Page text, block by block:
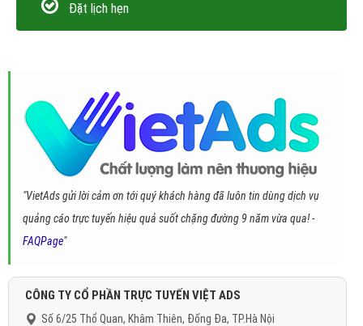
Đặt lịch hẹn
"VietAds gửi lời cảm ơn tới quý khách hàng đã luôn tin dùng dịch vụ
quảng cáo trực tuyến hiệu quả suốt chặng đường 9 năm vừa qua! -
FAQPage"
CÔNG TY CỔ PHẦN TRỰC TUYẾN VIỆT ADS
Số 6/25 Thổ Quan, Khâm Thiên, Đống Đa, TP.Hà Nội